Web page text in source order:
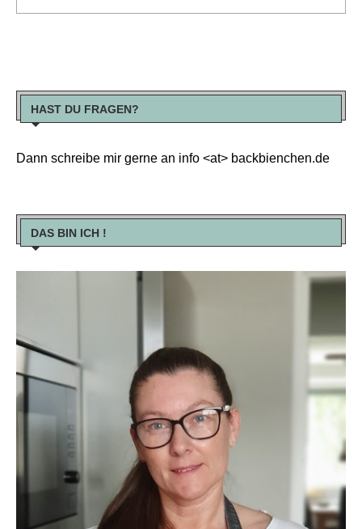
HAST DU FRAGEN?
Dann schreibe mir gerne an info <at> backbienchen.de
DAS BIN ICH !